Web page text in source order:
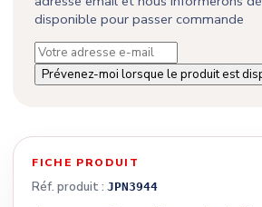
disponible pour passer commande
Prévenez-moi lorsque le produit est
FICHE PRODUIT
Réf. produit : JPN3944